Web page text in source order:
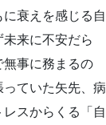
衰えを感じる自
来に不安だら
無事に務まるの
ていた矢先、病
スからくる「自